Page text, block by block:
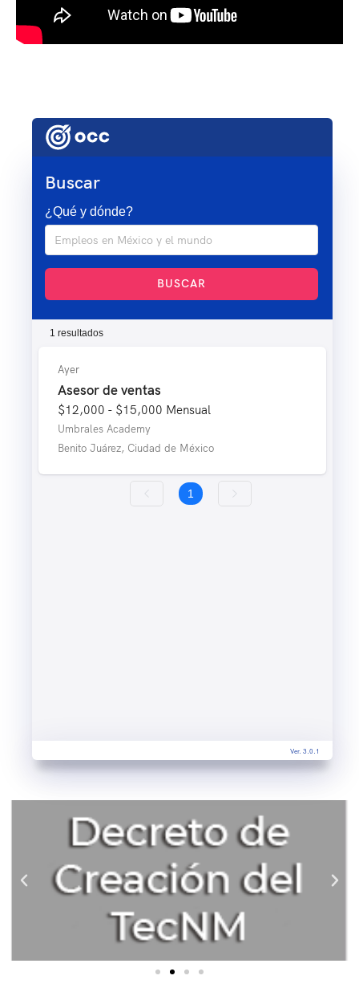
Buscar
¿Qué y dónde?
BUSCAR
1 resultados
Ayer
Asesor de ventas
$12,000 - $15,000 Mensual
Umbrales Academy
Benito Juárez, Ciudad de México
1
Ver. 3.0.1